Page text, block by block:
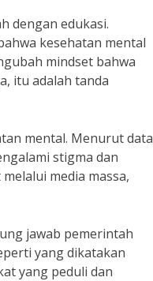
dengan edukasi.
kesehatan mental
mindset bahwa
itu adalah tanda
mental. Menurut data
stigma dan
media massa,
jawab pemerintah
yang dikatakan
yang peduli dan